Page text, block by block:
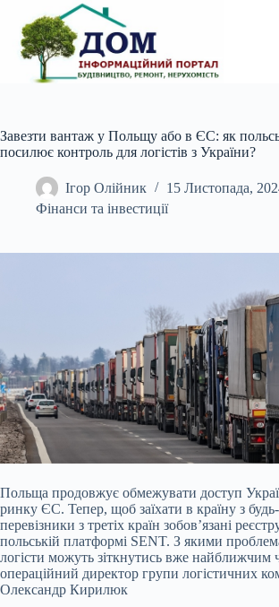
вмісту
Завезти вантаж у Польщу або в ЄС: як
посилює контроль для логістів з України?
Ігор Олійник
15 Листопада,
Фінанси та інвестиції
Польща продовжує обмежувати доступ
ринку ЄС. Тепер, щоб заїхати в країну з
перевізники з третіх країн зобов’язані
польській платформі SENT. З якими
логісти можуть зіткнутись вже найближчим
операційний директор групи логістичних
Олександр Кирилюк